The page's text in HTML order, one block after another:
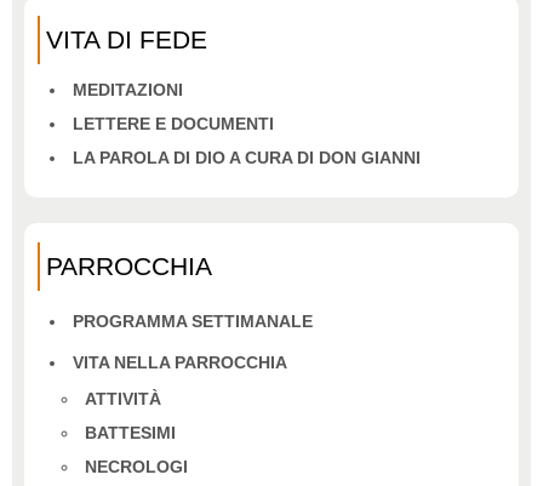
VITA DI FEDE
MEDITAZIONI
LETTERE E DOCUMENTI
LA PAROLA DI DIO A CURA DI DON GIANNI
PARROCCHIA
PROGRAMMA SETTIMANALE
VITA NELLA PARROCCHIA
ATTIVITÀ
BATTESIMI
NECROLOGI